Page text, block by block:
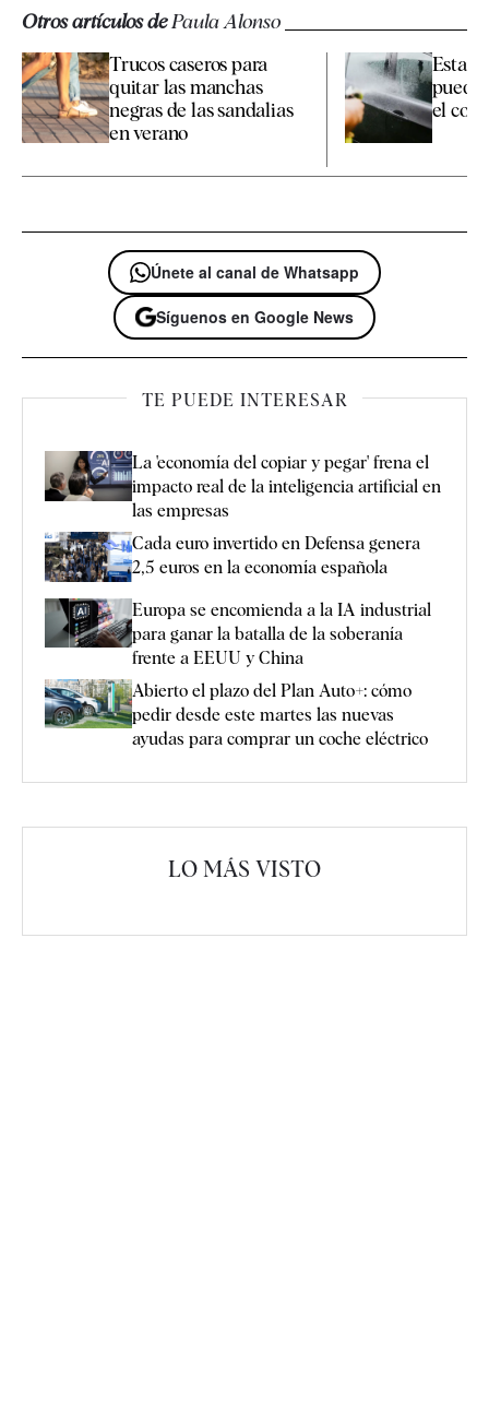
Otros artículos dePaula Alonso
Trucos caseros para
quitar las manchas
negras de las sandalias
en verano
Esta
el
Únete al canal de Whatsapp
Síguenos en Google News
TE PUEDE INTERESAR
La 'economía del copiar y pegar' frena el
impacto real de la inteligencia artificial en
las empresas
Cada euro invertido en Defensa genera
2,5 euros en la economía española
Europa se encomienda a la IA industrial
para ganar la batalla de la soberanía
frente a EEUU y China
Abierto el plazo del Plan Auto+: cómo
pedir desde este martes las nuevas
ayudas para comprar un coche eléctrico
LO MÁS VISTO